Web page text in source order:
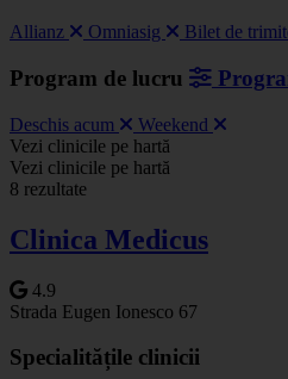
Allianz Omniasig Bilet de
Program de lucru
Deschis acum Weekend
+
−
Vezi clinicile pe hartă
Vezi clinicile pe hartă
8 rezultate
Clinica Medicus
4.9
Strada Eugen Ionesco 67
Specialitățile clinicii